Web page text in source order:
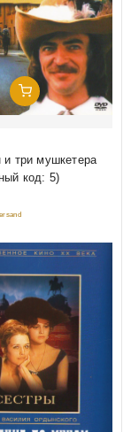
Добавить В Корзину
и три мушкетера
код: 5)